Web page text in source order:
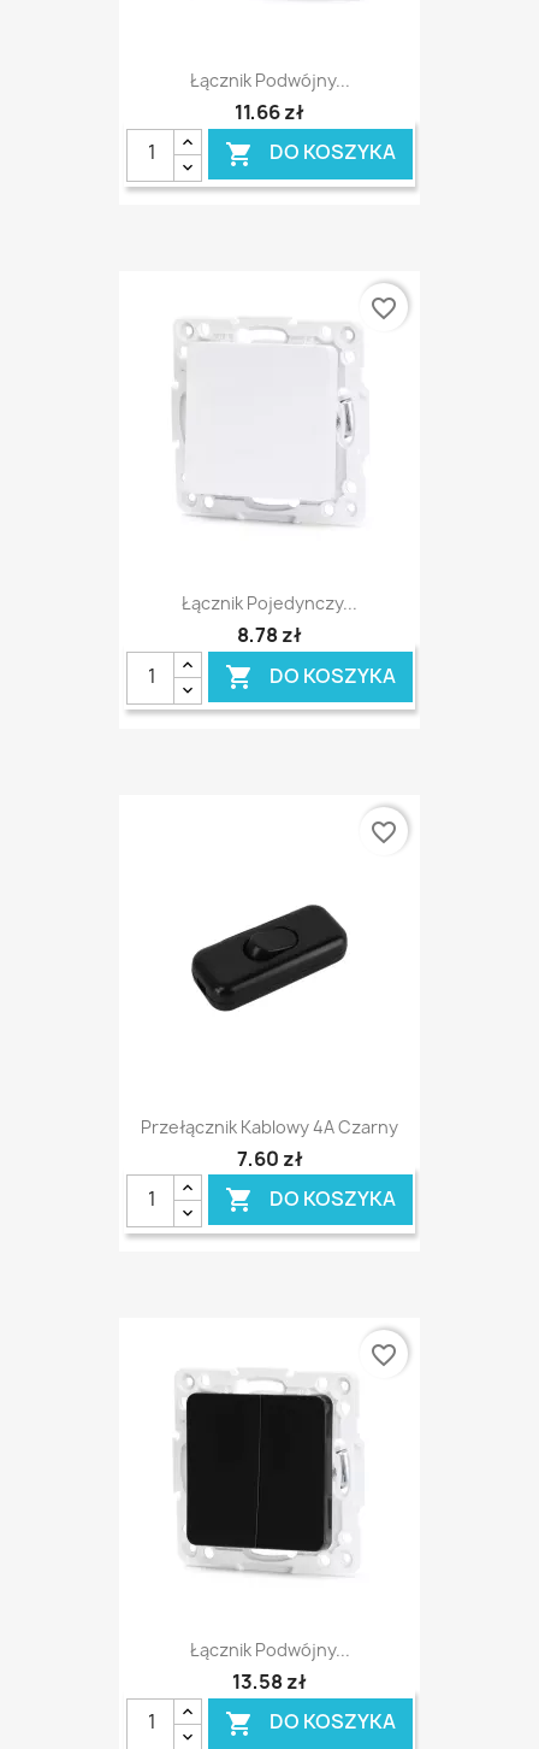
Łącznik Podwójny...
11,66 zł
 DO KOSZYKA
Łącznik Pojedynczy...
8,78 zł
 DO KOSZYKA
favorite_border
Przełącznik Kablowy 4A Czarny
7,60 zł
 DO KOSZYKA
favorite_border
Łącznik Podwójny...
13,58 zł
 DO KOSZYKA
favorite_border